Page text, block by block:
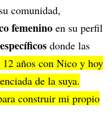
comunidad,
femenino en su perfil
donde las
años con Nico y hoy
de la suya.
construir mi propio